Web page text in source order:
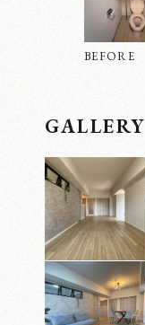
BEFORE
GALLERY